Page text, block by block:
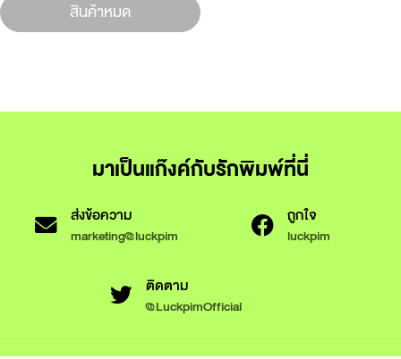
สินค้าหมด
มาเป็นแก๊งค์กับรักพิมพ์ที่นี่
ส่งข้อความ
marketing@luckpim
ถูกใจ
luckpim
ติดตาม
@LuckpimOfficial